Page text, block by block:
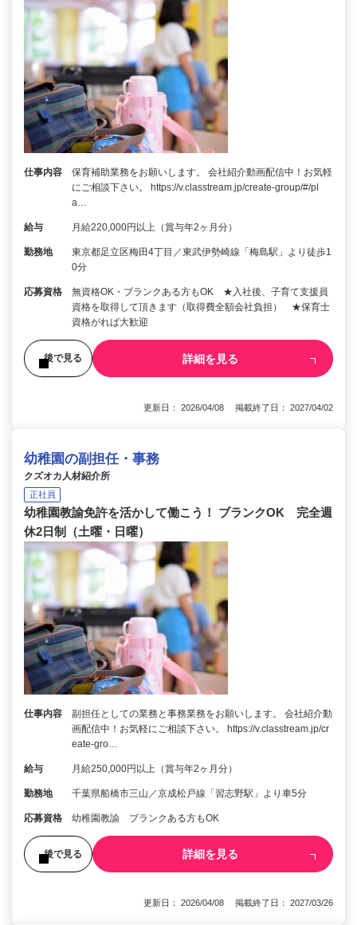
仕事内容
保育補助業務をお願いします。 会社紹介動画配信中！お気軽
にご相談下さい。 https://v.classtream.jp/create-group/#/pl
a…
給与 月給220,000円以上（賞与年2ヶ月分）
勤務地
東京都足立区梅田4丁目／東武伊勢崎線「梅島駅」より徒歩1
0分
応募資格
無資格OK・ブランクある方もOK ★入社後、子育て支援員
資格を取得して頂きます（取得費全額会社負担） ★保育士
資格がれば大歓迎
後で見る 詳細を見る
更新日： 2026/04/08 掲載終了日： 2027/04/02
幼稚園の副担任・事務
クズオカ人材紹介所
正社員
幼稚園教諭免許を活かして働こう！ ブランクOK 完全週
休2日制（土曜・日曜）
仕事内容
副担任としての業務と事務業務をお願いします。 会社紹介動
画配信中！お気軽にご相談下さい。 https://v.classtream.jp/cr
eate-gro…
給与 月給250,000円以上（賞与年2ヶ月分）
勤務地 千葉県船橋市三山／京成松戸線「習志野駅」より車5分
応募資格 幼稚園教諭 ブランクある方もOK
後で見る 詳細を見る
更新日： 2026/04/08 掲載終了日： 2027/03/26